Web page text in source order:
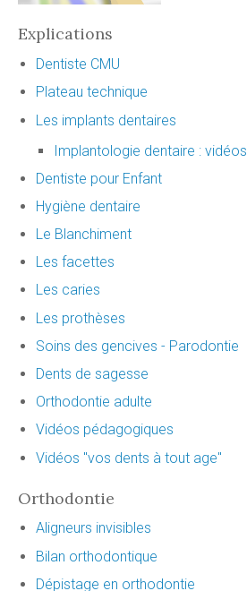
Explications
Dentiste CMU
Plateau technique
Les implants dentaires
Implantologie dentaire : vidéos
Dentiste pour Enfant
Hygiène dentaire
Le Blanchiment
Les facettes
Les caries
Les prothèses
Soins des gencives - Parodontie
Dents de sagesse
Orthodontie adulte
Vidéos pédagogiques
Vidéos "vos dents à tout age"
Orthodontie
Aligneurs invisibles
Bilan orthodontique
Dépistage en orthodontie